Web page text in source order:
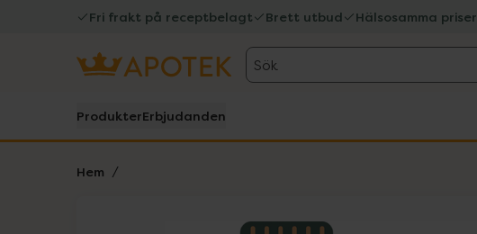
Fri frakt på receptbelagt Brett utbud Hälsosamma priser
Sök
ProdukterErbjudanden
Hem